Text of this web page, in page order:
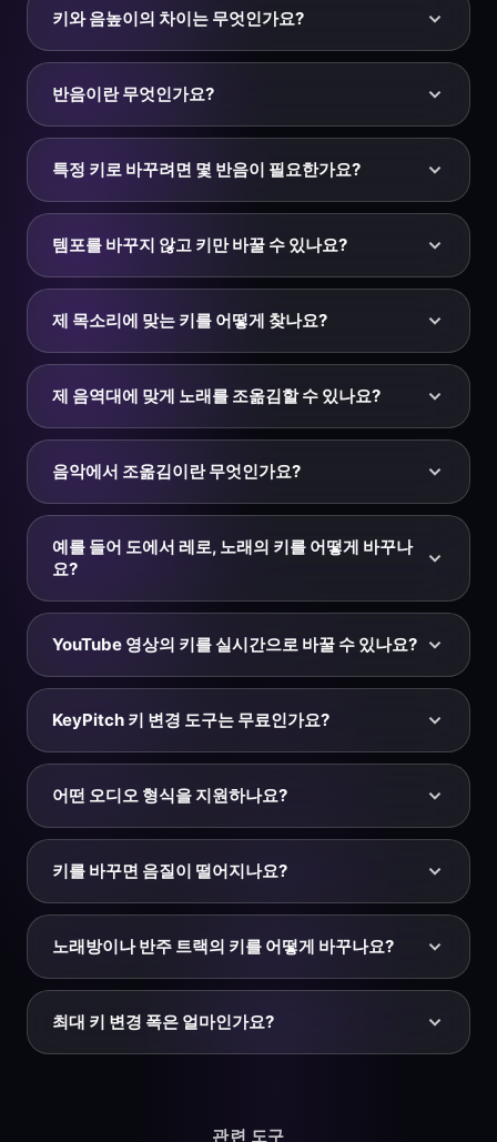
고, 원하는 반음 수만큼 반음 슬라이더를 위아래로 움직인
한 파일이 KeyPitch 오디오 스튜디오에서 바로 열려 미세
조정과 내보내기를 할 수 있습니다.
키와 음높이의 차이는 무엇인가요?
음높이는 하나의 음이 얼마나 높거나 낮게 들리는지를 말
합니다. 키는 곡 전체가 구성되는 중심 조성입니다(다장
오의 음높이가 바뀌고, 그에 따라 노래의 키도 바뀝니다.
반음이란 무엇인가요?
반음은 서양 음악에서 가장 작은 음정으로, 피아노에서 인
접한 두 건반 사이의 거리(예: 도에서 도♯)입니다. 12반음
지 정수 반음 단위로 조옮김할 수 있습니다.
특정 키로 바꾸려면 몇 반음이 필요한가요?
현재 키와 목표 키 사이의 반음 수를 세어 보세요. 도에서
레는 +2반음, 도에서 솔은 +7(또는 내려서 -5), 도에서 라
가고 -1마다 한 키 내려갑니다.
템포를 바꾸지 않고 키만 바꿀 수 있나요?
네. KeyPitch는 타임 스트레칭 알고리즘(SoundTouch)을
사용해 원래의 템포와 길이를 유지하면서 키를 조옮김합
움직입니다.
제 목소리에 맞는 키를 어떻게 찾나요?
0에서 시작해 후렴이 너무 높으면 1~2반음 내리고, 절이
너무 낮으면 올려 보세요. 각 단계마다 미리듣기로 멜로디
가수는 몇 반음만 조정하면 됩니다.
제 음역대에 맞게 노래를 조옮김할 수 있나요?
물론입니다 — 키 변경 도구의 가장 흔한 용도 중 하나입
니다. 가수들은 반주 트랙을 몇 반음 위아래로 옮겨 가장
전을 다운로드해 연습하거나 공연합니다.
음악에서 조옮김이란 무엇인가요?
조옮김은 모든 음을 같은 음정만큼 올리거나 내려 곡을 한
조성에서 다른 조성으로 옮기는 것입니다. 키 변경 도구는
이를 녹음본에 디지털로 적용합니다 — +2반음 옮기면 다
예를 들어 도에서 레로, 노래의 키를 어떻게 바꾸나
요?
도에서 레는 두 반음 위이므로 반음 슬라이더를 +2로 설
정하세요. 레에서 도로 되돌리려면 -2로 하세요. 음정이
악적 거리만큼 조옮김합니다.
YouTube 영상의 키를 실시간으로 바꿀 수 있나요?
네 — KeyPitch 크롬 확장 프로그램을 설치하세요.
YouTube에 키와 속도 패널을 바로 추가해 어떤 영상이든
니다. 튜토리얼이나 반주에 맞춰 연습하기에 안성맞춤입
니다.
KeyPitch 키 변경 도구는 무료인가요?
네. 어떤 노래든 무료로 업로드, 조옮김, 미리듣기를 할 수
있습니다. 전체 오디오 스튜디오에서는 정밀 반음 조정,
능을 제공합니다.
어떤 오디오 형식을 지원하나요?
KeyPitch는 50MB, 10분 이내의 MP3, WAV, M4A, MP4
파일을 지원합니다. 오디오 스튜디오에서 조옮김한 트랙
키를 바꾸면 음질이 떨어지나요?
1~3반음의 작은 변경은 거의 차이가 없습니다. 큰 변경은
약간의 잡음을 만들 수 있습니다. KeyPitch는 MP3, WAV,
깨끗하게 유지합니다 — 최상의 결과를 위해 WAV나 고음
질 원본에서 시작하세요.
노래방이나 반주 트랙의 키를 어떻게 바꾸나요?
트랙을 업로드하고 키가 가수에 맞을 때까지 반음 슬라이
더를 움직인 뒤, 미리듣기로 확인하고 다운로드하세요. 노
최대 키 변경 폭은 얼마인가요?
관련 도구